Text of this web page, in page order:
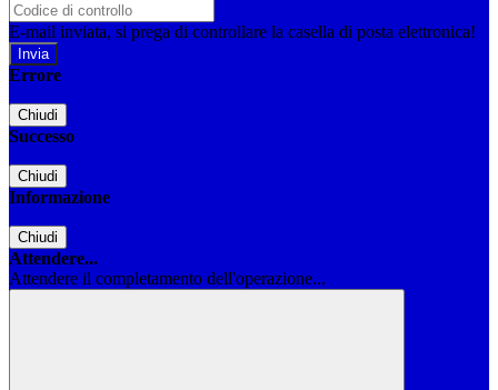
E-mail inviata, si prega di controllare la casella di posta elettronica!
Errore
Chiudi
Successo
Chiudi
Informazione
Chiudi
Attendere...
Attendere il completamento dell'operazione...